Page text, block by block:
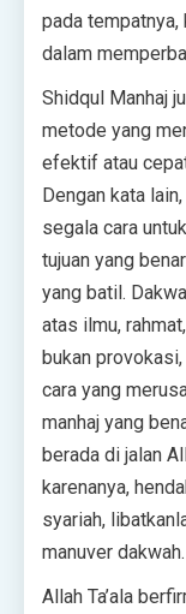
pada tempatnya,
dalam
Shidqul Manhaj
metode yang
efektif atau
Dengan kata
segala cara
tujuan yang
yang batil.
atas ilmu,
bukan
cara yang
manhaj yang
berada di jalan
karenanya,
syariah,
manuver dakwah.
Allah Ta’ala